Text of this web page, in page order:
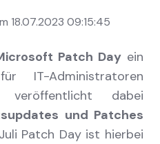
18.07.2023 09:15:45
Patch Day ein
IT-Administratoren
dabei
und Patches
Patch Day ist hierbei